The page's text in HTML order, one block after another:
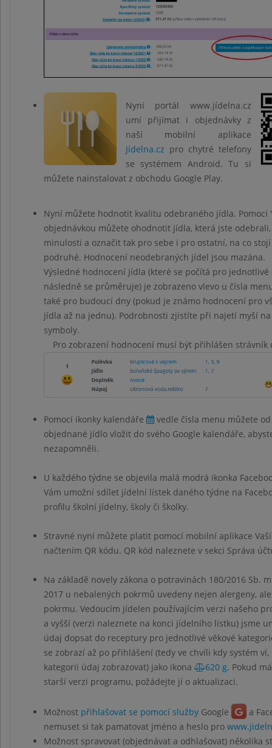
Nyní portál www.jídelna.cz
umí přijímat i objednávky z
naší mobilní aplikace
Jídelna.cz pro chytré telefony
se systémem Android. Tu si
můžete nainstalovat z obchodu Google Play.
Nyní můžete hodnotit kvalitu odebraného jídla. Pomocí
objednávkou můžete ohodnotit jídla, která jste
minulosti a označit tak pro sebe i pro ostatní, na co
podruhé. Hodnocení neodebraných jídel jsou mazána.
Výsledné hodnocení jídla (které se počítá pro jednotlivé
následně se průměruje) je zobrazeno vlevo u čísla
také pro budoucí dny (pokud je známo hodnocení pro
jídla až na jednu). Podrobnosti zjistíte při najetí myší
symboly.
Pro zobrazení hodnocení musí být přihlášen strávník
Pomocí ikonky kalendáře
vedle čísla menu můžete
objednané jídlo vložit do svého Google kalendáře,
nezapomněli.
U každého týdne se objevila malá modrá ikonka
Vám umožní sdílet jídelní lístek daného týdne na
profilu školní jídelny, školy či školky.
Stravné nyní můžete platit pomocí mobilní aplikace
načtením QR kódu. QR kód naleznete v sekci Správa
Na základě novely zákona o potravinách 180/2016 Sb.
2017 u nebalených pokrmů uvedeny nejen alergeny,
pokrmu. Vedoucím jídelen používajícím verzi našeho
a vyšší (verzi naleznete na konci jídelního lístku) jsme
údaj dopsat do receptury pro jednotlivé věkové
se zobrazí až po přihlášení (tedy ve chvíli kdy systém
kategorii údaj zobrazovat) jako ikona
620 g. Pokud
starší verzi programu, požádejte jí o aktualizaci.
Možnost přihlašovat se pomocí služby Google
a
nemuset si tak pamatovat jméno a heslo pro
Možnost spravovat (objednávat a odhlašovat) několika